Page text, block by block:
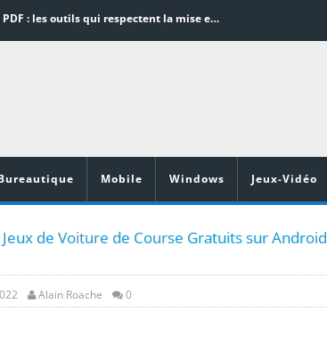
Word en PDF : les outils qui respectent la mise en page
Vidéoprojecteurs Asus : Top 6 des meilleurs modèles de la marque
Mobile Windows Jeux-Vidéo
de Voiture de Course Gratuits sur Android
Alain Roache 0